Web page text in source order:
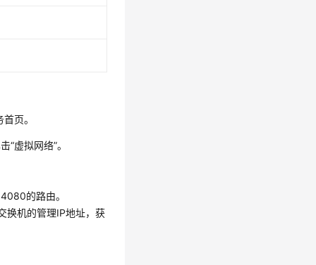
页。
虚拟网络”。
的路由。
换机的管理IP地址，获